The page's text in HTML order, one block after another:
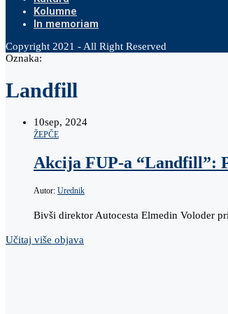
Kolumne
In memoriam
Copyright 2021 - All Right Reserved
Oznaka:
Landfill
10sep, 2024
ŽEPČE
Akcija FUP-a “Landfill”:
Autor: Urednik
Bivši direktor Autocesta Elmedin Voloder
Učitaj više objava